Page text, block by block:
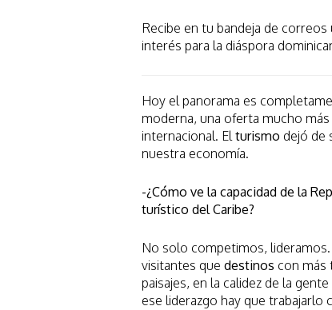
Recibe en tu bandeja de
interés para la diáspora
Hoy el panorama es
moderna, una oferta mucho
internacional. Elturismo dejó de
nuestra economía.
-¿Cómo ve la capacidad de la
turístico del Caribe?
No solo competimos,
visitantes que destinos con más
paisajes, en la calidez de la
ese liderazgo hay que trabajarlo